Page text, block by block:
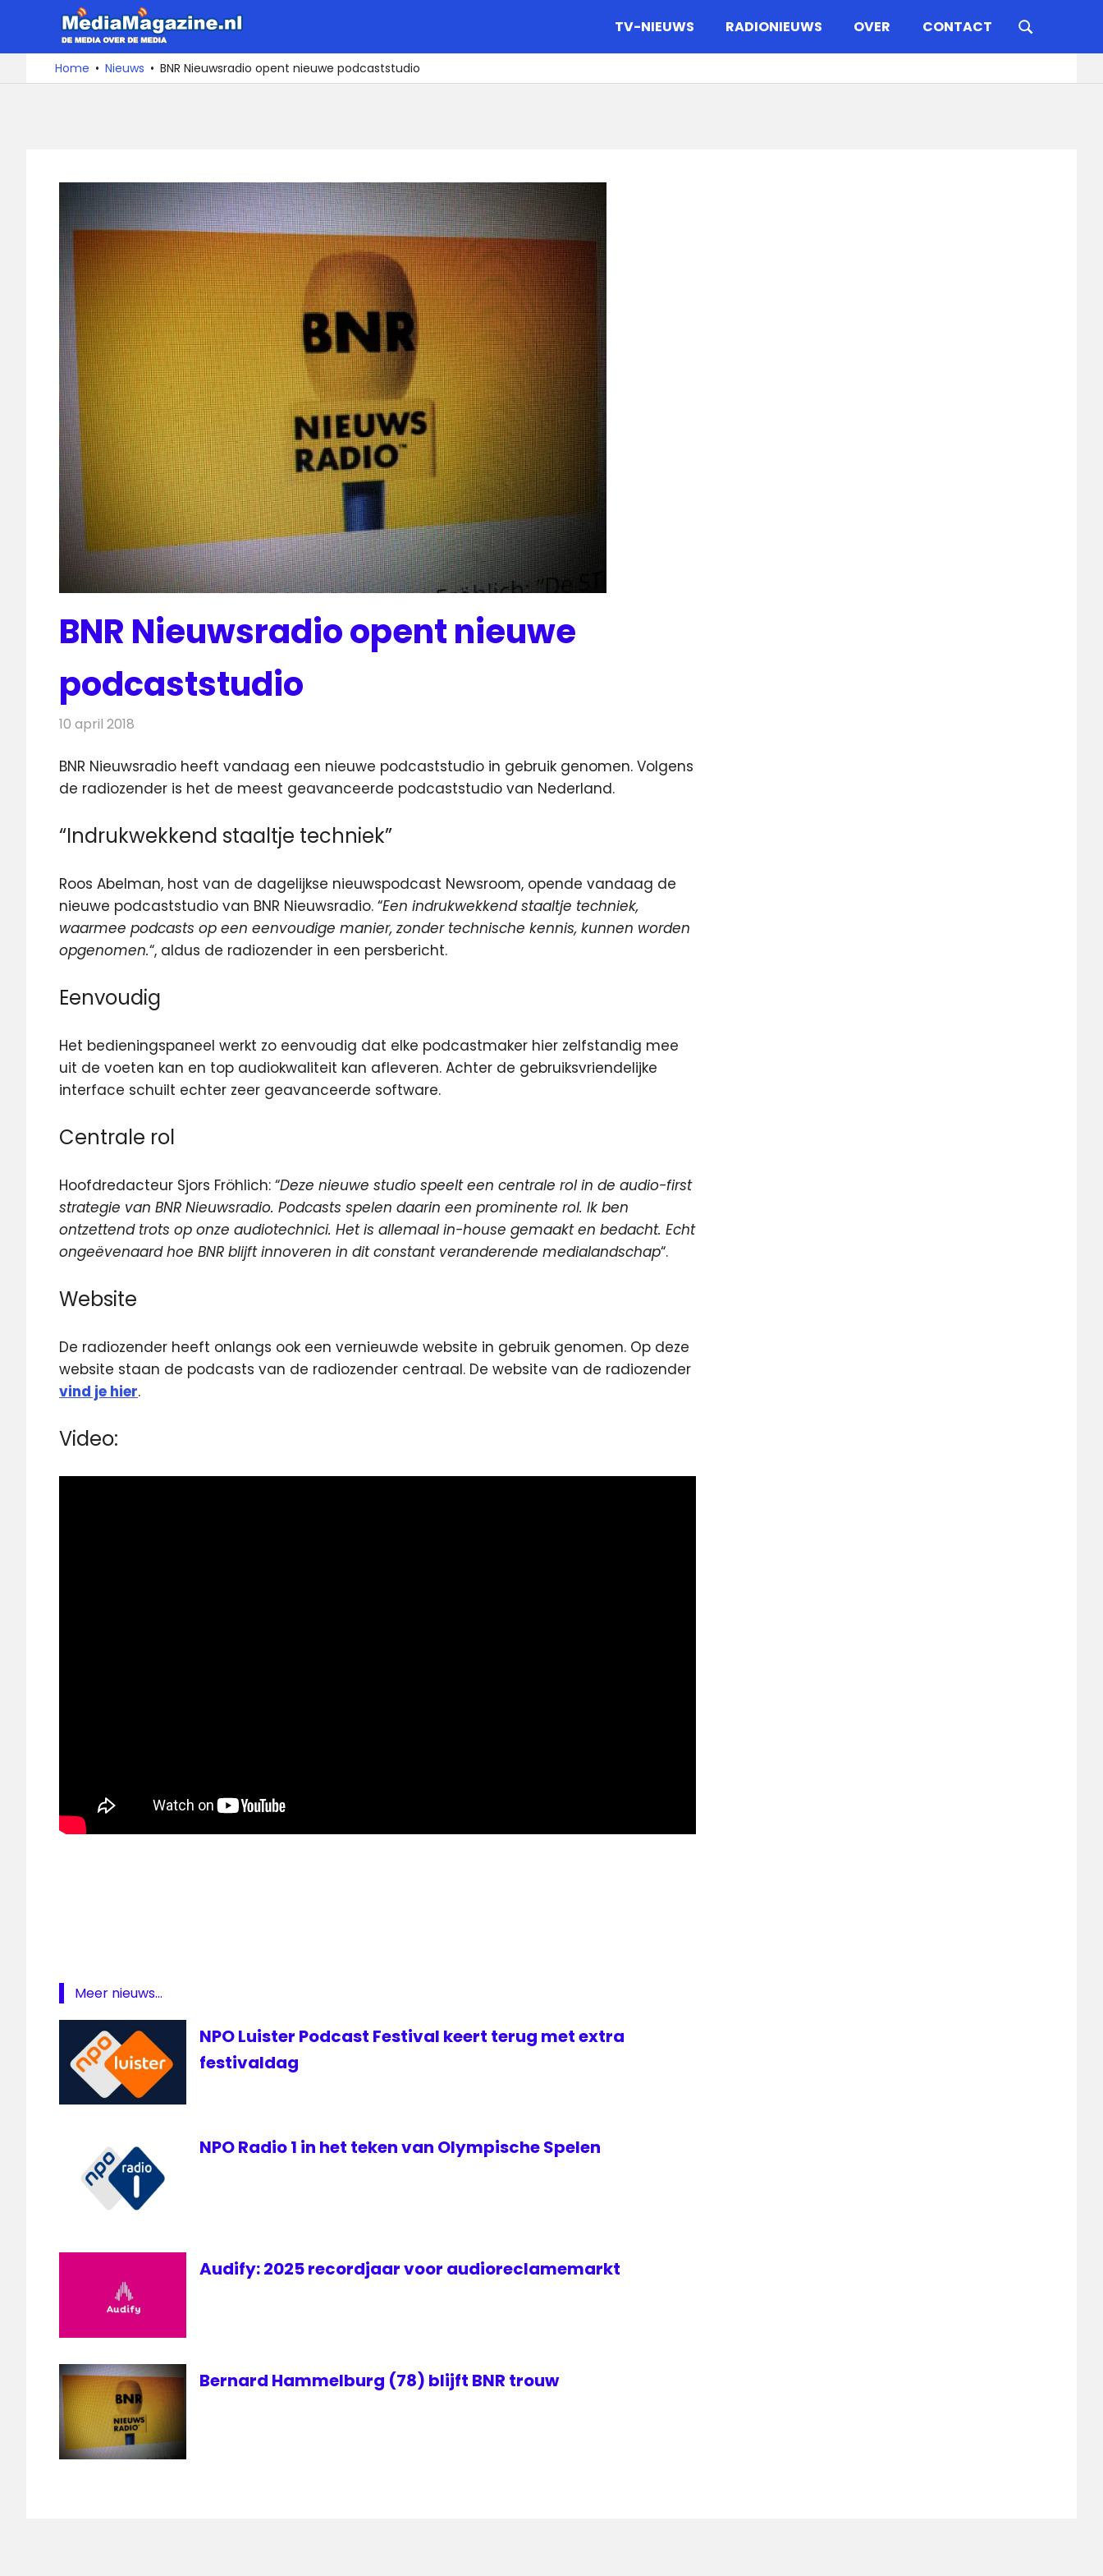
de
De
media
over
TV-NIEUWS RADIONIEUWS OVER CONTACT
Home Nieuws BNR Nieuwsradio opent nieuwe podcaststudio
BNR Nieuwsradio opent nieuwe
podcaststudio
10 april 2018
BNR Nieuwsradio heeft vandaag een nieuwe podcaststudio in gebruik genomen. Volgens
de radiozender is het de meest geavanceerde podcaststudio van Nederland.
“Indrukwekkend staaltje techniek”
Roos Abelman, host van de dagelijkse nieuwspodcast Newsroom, opende vandaag de
nieuwe podcaststudio van BNR Nieuwsradio. “Een indrukwekkend staaltje techniek,
waarmee podcasts op een eenvoudige manier, zonder technische kennis, kunnen worden
opgenomen.“, aldus de radiozender in een persbericht.
Eenvoudig
Het bedieningspaneel werkt zo eenvoudig dat elke podcastmaker hier zelfstandig mee
uit de voeten kan en top audiokwaliteit kan afleveren. Achter de gebruiksvriendelijke
interface schuilt echter zeer geavanceerde software.
Centrale rol
Hoofdredacteur Sjors Fröhlich: “Deze nieuwe studio speelt een centrale rol in de audio-first
strategie van BNR Nieuwsradio. Podcasts spelen daarin een prominente rol. Ik ben
ontzettend trots op onze audiotechnici. Het is allemaal in-house gemaakt en bedacht. Echt
ongeëvenaard hoe BNR blijft innoveren in dit constant veranderende medialandschap“.
Website
De radiozender heeft onlangs ook een vernieuwde website in gebruik genomen. Op deze
website staan de podcasts van de radiozender centraal. De website van de radiozender
vind je hier.
Video:
Meer nieuws...
NPO Luister Podcast Festival keert terug met extra
festivaldag
NPO Radio 1 in het teken van Olympische Spelen
Audify: 2025 recordjaar voor audioreclamemarkt
Bernard Hammelburg (78) blijft BNR trouw